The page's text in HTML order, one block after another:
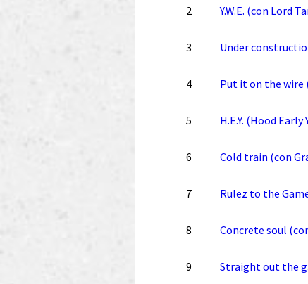
2 Y.W.E. (con Lord
3 Under
4 Put it on the wire
5 H.E.Y. (Hood Early
6 Cold train (con
7 Rulez to the
8 Concrete soul
9 Straight out the